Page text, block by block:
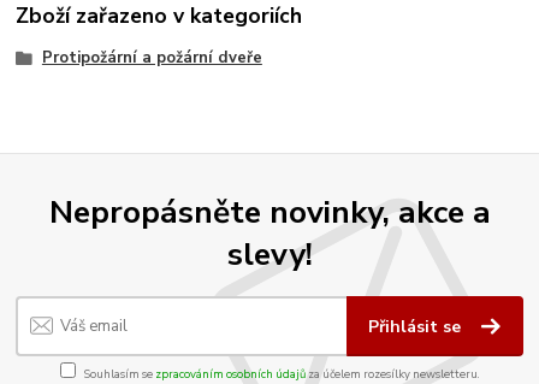
Zboží zařazeno v kategoriích
Protipožární a požární dveře
Nepropásněte novinky, akce a
slevy!
Přihlásit se
Souhlasím se zpracováním osobních údajůza účelem rozesílky newsletteru.